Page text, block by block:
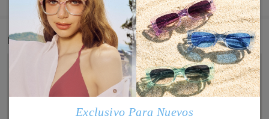
Detail
Exclusivo Para Nuevos